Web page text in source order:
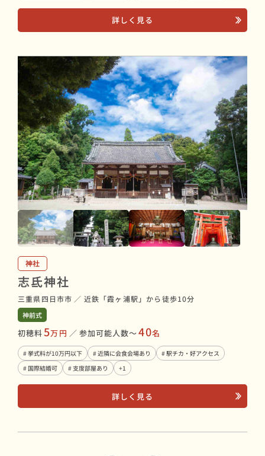
詳しく見る
神社
志氐神社
三重県四日市市 ／ 近鉄「霞ヶ浦駅」から徒歩10分
神前式
初穂料5万円 ／ 参加可能人数〜40名
# 挙式料が10万円以下 # 近隣に会食会場あり
# 駅チカ・好アクセス
# 国際結婚可
# 支度部屋あり +1
詳しく見る